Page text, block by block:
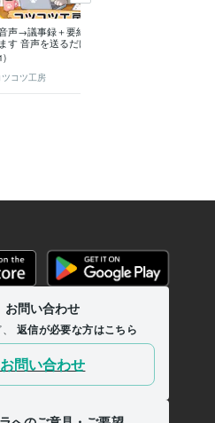
声→議事録＋要約Word納
す 音声を送るだけ！要約
ション整理まで丁寧に仕上
ツコツ工房